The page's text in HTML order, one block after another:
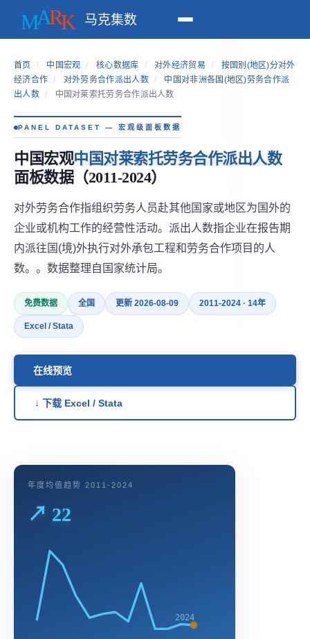
马克集数
首页 / 中国宏观 / 核心数据库 / 对外经济贸易 /
按国别(地区)分对外
经济合作 / 对外劳务合作派出人数 /
中国对非洲各国(地区)劳务合作派
出人数 / 中国对莱索托劳务合作派出人数
PANEL DATASET — 宏观级面板数据
中国宏观中国对莱索托劳务合作派出人数
面板数据（2011-2024）
对外劳务合作指组织劳务人员赴其他国家或地区为国外的
企业或机构工作的经营性活动。派出人数指企业在报告期
内派往国(境)外执行对外承包工程和劳务合作项目的人
数。。数据整理自国家统计局。
免费数据 全国 更新 2026-08-09 2011-2024 · 14年
Excel / Stata
在线预览
↓ 下载 Excel / Stata
年度均值趋势 2011-2024
↗ 22
2024